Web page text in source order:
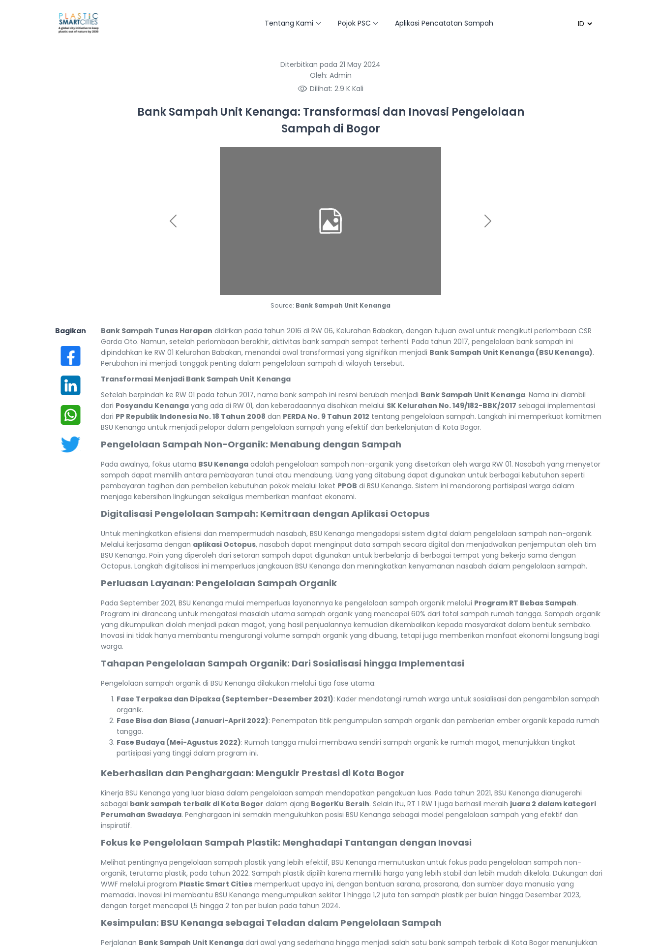
Tentang Kami Pojok PSC
Aplikasi Pencatatan Sampah
Diterbitkan pada 21 May 2024
Oleh: Admin
Dilihat: 2.9 K Kali
Bank Sampah Unit Kenanga: Transformasi dan Inovasi Pengelolaan
Sampah di Bogor
Previous Next
Source: Bank Sampah Unit Kenanga
Bagikan Bank Sampah Tunas Harapan didirikan pada tahun 2016 di RW 06, Kelurahan Babakan, dengan tujuan awal untuk mengikuti perlombaan CSR
Garda Oto. Namun, setelah perlombaan berakhir, aktivitas bank sampah sempat terhenti. Pada tahun 2017, pengelolaan bank sampah ini
dipindahkan ke RW 01 Kelurahan Babakan, menandai awal transformasi yang signifikan menjadi Bank Sampah Unit Kenanga (BSU Kenanga).
Perubahan ini menjadi tonggak penting dalam pengelolaan sampah di wilayah tersebut.
Transformasi Menjadi Bank Sampah Unit Kenanga
Setelah berpindah ke RW 01 pada tahun 2017, nama bank sampah ini resmi berubah menjadi Bank Sampah Unit Kenanga. Nama ini diambil
dari Posyandu Kenanga yang ada di RW 01, dan keberadaannya disahkan melalui SK Kelurahan No. 149/182-BBK/2017 sebagai implementasi
dari PP Republik Indonesia No. 18 Tahun 2008 dan PERDA No. 9 Tahun 2012 tentang pengelolaan sampah. Langkah ini memperkuat komitmen
BSU Kenanga untuk menjadi pelopor dalam pengelolaan sampah yang efektif dan berkelanjutan di Kota Bogor.
Pengelolaan Sampah Non-Organik: Menabung dengan Sampah
Pada awalnya, fokus utama BSU Kenanga adalah pengelolaan sampah non-organik yang disetorkan oleh warga RW 01. Nasabah yang menyetor
sampah dapat memilih antara pembayaran tunai atau menabung. Uang yang ditabung dapat digunakan untuk berbagai kebutuhan seperti
pembayaran tagihan dan pembelian kebutuhan pokok melalui loket PPOB di BSU Kenanga. Sistem ini mendorong partisipasi warga dalam
menjaga kebersihan lingkungan sekaligus memberikan manfaat ekonomi.
Digitalisasi Pengelolaan Sampah: Kemitraan dengan Aplikasi Octopus
Untuk meningkatkan efisiensi dan mempermudah nasabah, BSU Kenanga mengadopsi sistem digital dalam pengelolaan sampah non-organik.
Melalui kerjasama dengan aplikasi Octopus, nasabah dapat menginput data sampah secara digital dan menjadwalkan penjemputan oleh tim
BSU Kenanga. Poin yang diperoleh dari setoran sampah dapat digunakan untuk berbelanja di berbagai tempat yang bekerja sama dengan
Octopus. Langkah digitalisasi ini memperluas jangkauan BSU Kenanga dan meningkatkan kenyamanan nasabah dalam pengelolaan sampah.
Perluasan Layanan: Pengelolaan Sampah Organik
Pada September 2021, BSU Kenanga mulai memperluas layanannya ke pengelolaan sampah organik melalui Program RT Bebas Sampah.
Program ini dirancang untuk mengatasi masalah utama sampah organik yang mencapai 60% dari total sampah rumah tangga. Sampah organik
yang dikumpulkan diolah menjadi pakan magot, yang hasil penjualannya kemudian dikembalikan kepada masyarakat dalam bentuk sembako.
Inovasi ini tidak hanya membantu mengurangi volume sampah organik yang dibuang, tetapi juga memberikan manfaat ekonomi langsung bagi
warga.
Tahapan Pengelolaan Sampah Organik: Dari Sosialisasi hingga Implementasi
Pengelolaan sampah organik di BSU Kenanga dilakukan melalui tiga fase utama:
Fase Terpaksa dan Dipaksa (September-Desember 2021): Kader mendatangi rumah warga untuk sosialisasi dan pengambilan sampah
organik.
Fase Bisa dan Biasa (Januari-April 2022): Penempatan titik pengumpulan sampah organik dan pemberian ember organik kepada rumah
tangga.
Fase Budaya (Mei-Agustus 2022): Rumah tangga mulai membawa sendiri sampah organik ke rumah magot, menunjukkan tingkat
partisipasi yang tinggi dalam program ini.
Keberhasilan dan Penghargaan: Mengukir Prestasi di Kota Bogor
Kinerja BSU Kenanga yang luar biasa dalam pengelolaan sampah mendapatkan pengakuan luas. Pada tahun 2021, BSU Kenanga dianugerahi
sebagai bank sampah terbaik di Kota Bogor dalam ajang BogorKu Bersih. Selain itu, RT 1 RW 1 juga berhasil meraih juara 2 dalam kategori
Perumahan Swadaya. Penghargaan ini semakin mengukuhkan posisi BSU Kenanga sebagai model pengelolaan sampah yang efektif dan
inspiratif.
Fokus ke Pengelolaan Sampah Plastik: Menghadapi Tantangan dengan Inovasi
Melihat pentingnya pengelolaan sampah plastik yang lebih efektif, BSU Kenanga memutuskan untuk fokus pada pengelolaan sampah non-
organik, terutama plastik, pada tahun 2022. Sampah plastik dipilih karena memiliki harga yang lebih stabil dan lebih mudah dikelola. Dukungan dari
WWF melalui program Plastic Smart Cities memperkuat upaya ini, dengan bantuan sarana, prasarana, dan sumber daya manusia yang
memadai. Inovasi ini membantu BSU Kenanga mengumpulkan sekitar 1 hingga 1,2 juta ton sampah plastik per bulan hingga Desember 2023,
dengan target mencapai 1,5 hingga 2 ton per bulan pada tahun 2024.
Kesimpulan: BSU Kenanga sebagai Teladan dalam Pengelolaan Sampah
Perjalanan Bank Sampah Unit Kenanga dari awal yang sederhana hingga menjadi salah satu bank sampah terbaik di Kota Bogor menunjukkan